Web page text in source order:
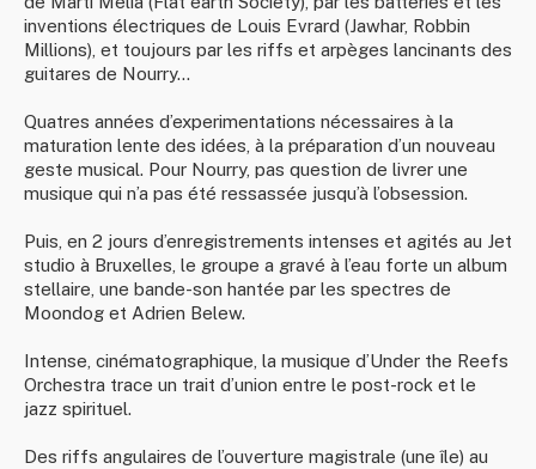
inventions électriques de Louis Evrard (Jawhar, Robbin
Millions), et toujours par les riffs et arpèges lancinants des
guitares de Nourry…
Quatres années d’experimentations nécessaires à la
maturation lente des idées, à la préparation d’un nouveau
geste musical. Pour Nourry, pas question de livrer une
musique qui n’a pas été ressassée jusqu’à l’obsession.
Puis, en 2 jours d’enregistrements intenses et agités au Jet
studio à Bruxelles, le groupe a gravé à l’eau forte un album
stellaire, une bande-son hantée par les spectres de
Moondog et Adrien Belew.
Intense, cinématographique, la musique d’Under the Reefs
Orchestra trace un trait d’union entre le post-rock et le
jazz spirituel.
Des riffs angulaires de l’ouverture magistrale (une île) au